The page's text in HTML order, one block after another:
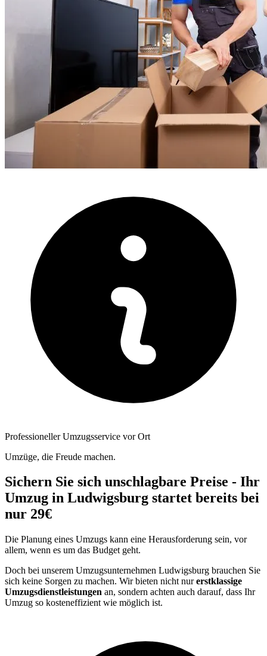
Professioneller Umzugsservice vor Ort
Umzüge, die Freude machen.
Sichern Sie sich unschlagbare Preise - Ihr
Umzug in Ludwigsburg startet bereits bei
nur 29€
Die Planung eines Umzugs kann eine Herausforderung sein, vor
allem, wenn es um das Budget geht.
Doch bei unserem Umzugsunternehmen Ludwigsburg brauchen Sie
sich keine Sorgen zu machen. Wir bieten nicht nurerstklassige
Umzugsdienstleistungen an, sondern achten auch darauf, dass Ihr
Umzug so kosteneffizient wie möglich ist.